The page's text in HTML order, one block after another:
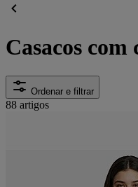
Casacos
Ordenar e filtrar
88 artigos